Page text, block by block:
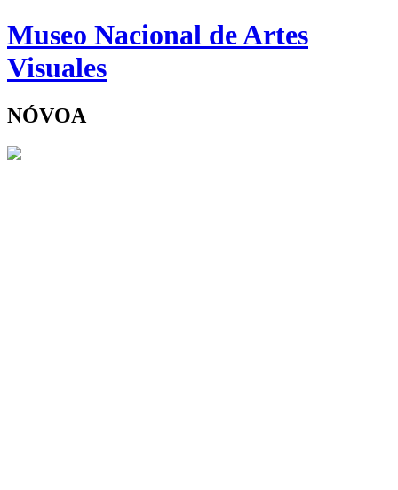
Logo
MNAV
Museo Nacional de Artes
Visuales
NÓVOA